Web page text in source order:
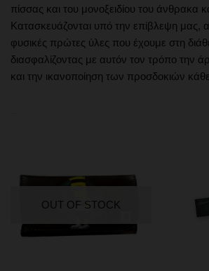
πίσσας και του μονοξειδίου του άνθρακα
Κατασκευάζονται υπό την επίβλεψη μας,
φυσικές πρώτες ύλες που έχουμε στη
διασφαλίζοντας με αυτόν τον τρόπο την
και την ικανοποίηση των προσδοκιών
OUT OF STOCK